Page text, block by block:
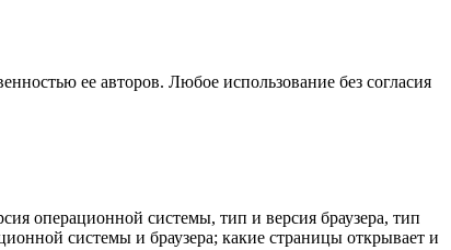
ее авторов. Любое использование без согласия
операционной системы, тип и версия браузера, тип
системы и браузера; какие страницы открывает и